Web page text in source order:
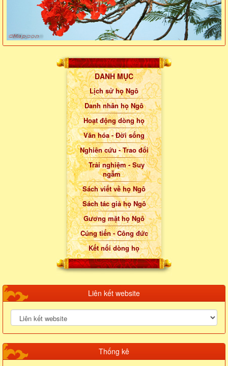
DANH MỤC
Lịch sử họ Ngô
Danh nhân họ Ngô
Hoạt động dòng họ
Văn hóa - Đời sống
Nghiên cứu - Trao đổi
Trải nghiệm - Suy
ngẫm
Sách viết về họ Ngô
Sách tác giả họ Ngô
Gương mặt họ Ngô
Cúng tiến - Công đức
Kết nối dòng họ
Liên kết website
Thống kê